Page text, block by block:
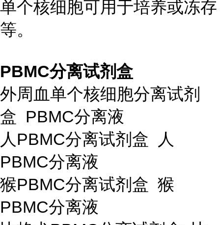
单个核细胞可用于培养或冻存
等。
PBMC分离试剂盒
外周血单个核细胞分离试剂
盒 PBMC分离液
人PBMC分离试剂盒 人
PBMC分离液
猴PBMC分离试剂盒 猴
PBMC分离液